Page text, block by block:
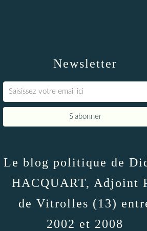
Newsletter
Le blog politique de
HACQUART, Adjoint
de Vitrolles (13)
2002 et 2008